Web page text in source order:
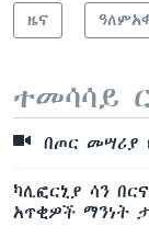
ዜና
ተመሳሳይ
በጦር መሣሪያ
ካሊፎርኒያ ሳን
አጥቂዎች ማንነት